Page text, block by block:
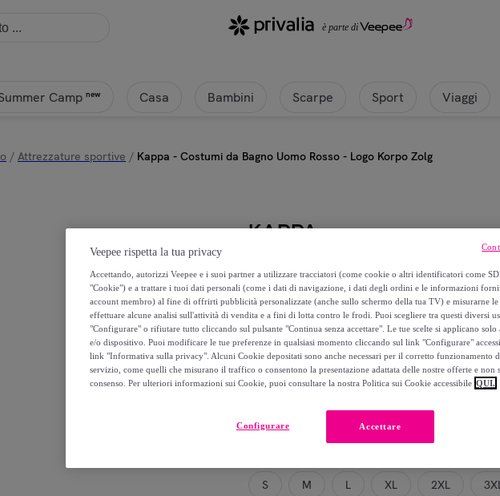
Camp new Casa Bambini Scarpe Sport Viaggi
/ Attrezzature sportive / Kappa - Costumi da Bagno Uomo Rosso - Logo Korpo Zolg
KAPPA
Kappa - Costumi da Bagno
19,99 €
25,00 €
Modello
S M L XL 2XL
Veepee rispetta la tua privacy
Accettando, autorizzi Veepee e i suoi partner a utilizzare tracciatori (come cookie o altri identificatori come
"Cookie") e a trattare i tuoi dati personali (come i dati di navigazione, i dati degli ordini e le informazioni
account membro) al fine di offrirti pubblicità personalizzate (anche sullo schermo della tua TV) e misurarne le
effettuare alcune analisi sull'attività di vendita e a fini di lotta contro le frodi. Puoi scegliere tra questi diversi
"Configurare" o rifiutare tutto cliccando sul pulsante "Continua senza accettare". Le tue scelte si applicano solo
e/o dispositivo. Puoi modificare le tue preferenze in qualsiasi momento cliccando sul link "Configurare"
link "Informativa sulla privacy". Alcuni Cookie depositati sono anche necessari per il corretto funzionamento
servizio, come quelli che misurano il traffico o consentono la presentazione adattata delle nostre offerte e non
consenso. Per ulteriori informazioni sui Cookie, puoi consultare la nostra Politica sui Cookie accessibile QUI.
Accettare
Configurare